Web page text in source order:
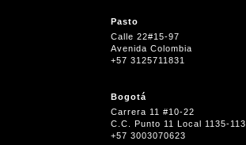
Pasto
Calle 22#15-97
Avenida Colombia
+57 3125711831
Bogotá
Carrera 11 #10-22
C.C. Punto 11 Local 1135-
+57 3003070623